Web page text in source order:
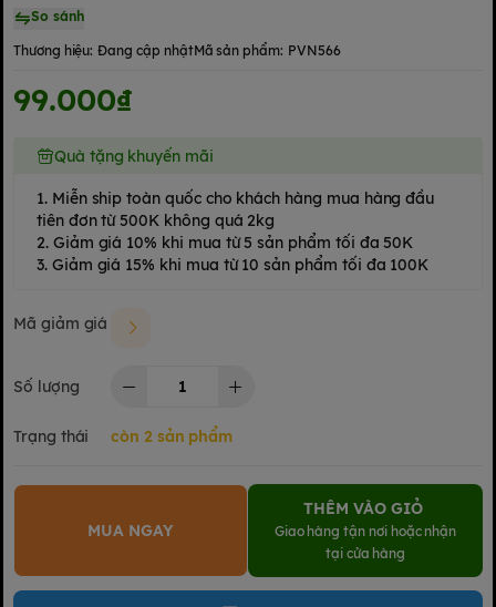
So sánh
Thương hiệu: Đang cập nhậtMã sản phẩm: PVN566
99.000₫
Quà tặng khuyến mãi
1. Miễn ship toàn quốc cho khách hàng mua hàng đầu
tiên đơn từ 500K không quá 2kg
2. Giảm giá 10% khi mua từ 5 sản phẩm tối đa 50K
3. Giảm giá 15% khi mua từ 10 sản phẩm tối đa 100K
Mã giảm giá
Số lượng
Trạng thái còn 2 sản phẩm
MUA NGAY
THÊM VÀO GIỎ
Giao hàng tận nơi hoặc nhận
tại cửa hàng